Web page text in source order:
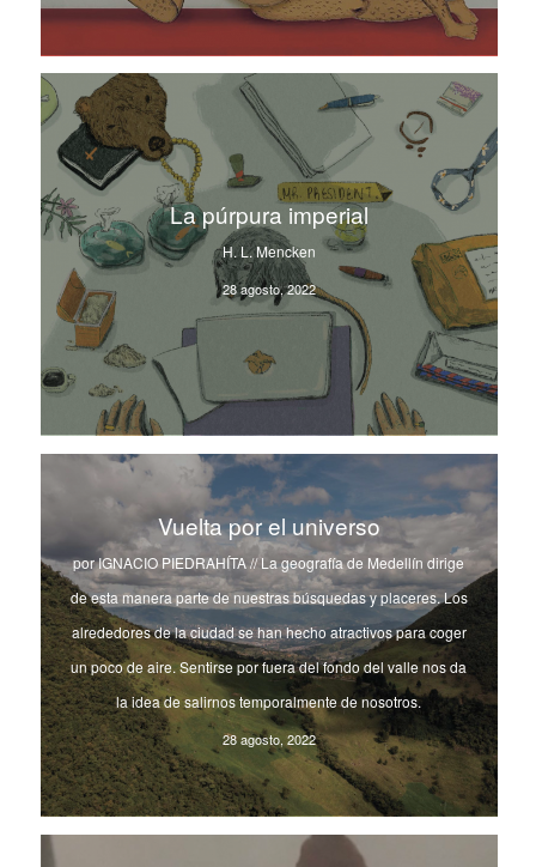
La púrpura imperial
H. L. Mencken
28 agosto, 2022
Vuelta por el universo
por IGNACIO PIEDRAHÍTA // La geografía de Medellín dirige
de esta manera parte de nuestras búsquedas y placeres. Los
alrededores de la ciudad se han hecho atractivos para coger
un poco de aire. Sentirse por fuera del fondo del valle nos da
la idea de salirnos temporalmente de nosotros.
28 agosto, 2022